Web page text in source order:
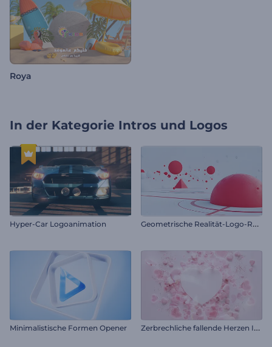
Roya
In der Kategorie Intros und Logos
Hyper-Car Logoanimation G
eometrische Realität-Logo-Reveal
Minimalistische Formen Opener Z
erbrechliche fallende Herzen Intro